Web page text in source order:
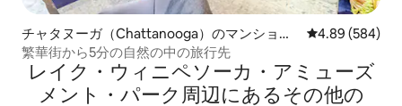
チャタヌーガ（Chattanooga）のマンショ
ン・アパート
レビュー584
4.89 (584)
繁華街から5分の自然の中の旅行先
レイク・ウィニペソーカ・アミューズ
メント・パーク⁠周⁠辺⁠に⁠あ⁠るそ⁠の⁠他⁠の